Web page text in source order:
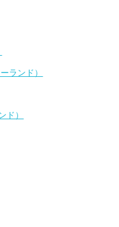
ランド）
ド）